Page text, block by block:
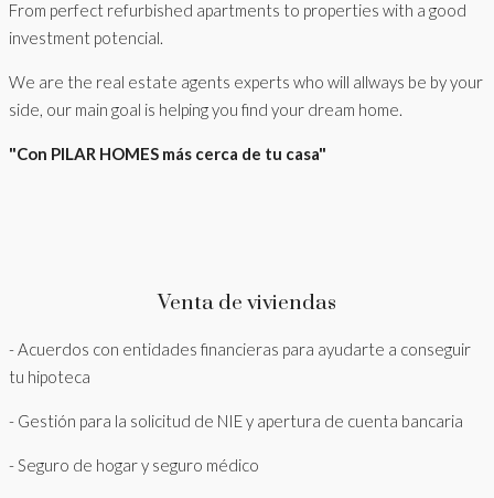
From perfect refurbished apartments to properties with a good
investment potencial.
We are the real estate agents experts who will allways be by your
side, our main goal is helping you find your dream home.
"Con PILAR HOMES más cerca de tu casa"
Venta de viviendas
- Acuerdos con entidades financieras para ayudarte a conseguir
tu hipoteca
- Gestión para la solicitud de NIE y apertura de cuenta bancaria
- Seguro de hogar y seguro médico